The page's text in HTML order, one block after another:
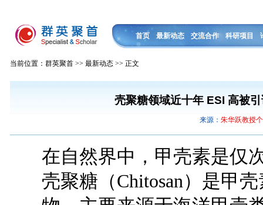
首页 最新动态 交流合作 科研项目
当前位置：群英聚首 >> 最新动态 >> 正文
壳聚糖领域近十年 ESI 高被
来源： 朱华跃教授
在自然界中，甲壳素是仅
壳聚糖（Chitosan）是甲